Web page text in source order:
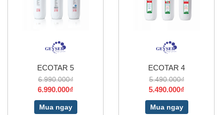
ECOTAR 5
6.990.000₫
6.990.000₫
Mua ngay
ECOTAR 4
5.490.000₫
5.490.000₫
Mua ngay